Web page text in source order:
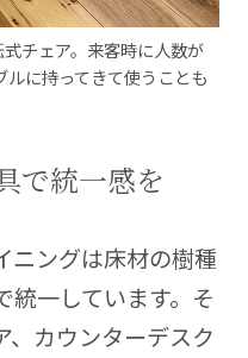
チェア。来客時に人数が
に持ってきて使うことも
で統一感を
ニングは床材の樹種
統一しています。そ
、カウンターデスク